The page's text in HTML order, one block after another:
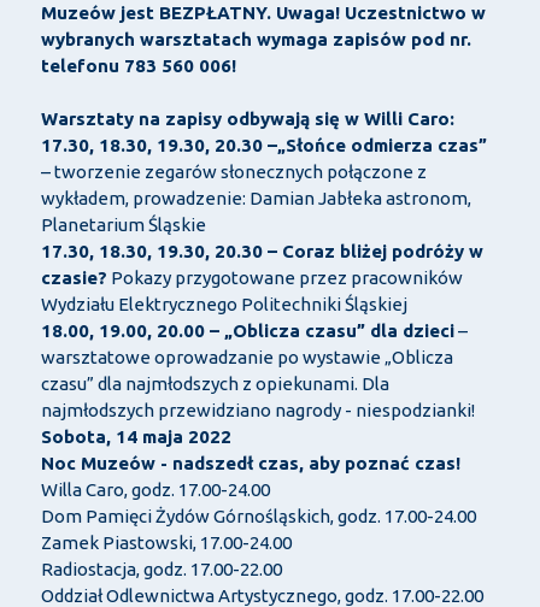
Muzeów jest BEZPŁATNY. Uwaga! Uczestnictwo w
wybranych warsztatach wymaga zapisów pod nr.
telefonu 783 560 006!
Warsztaty na zapisy odbywają się w Willi Caro:
17.30, 18.30, 19.30, 20.30 –„Słońce odmierza czas”
– tworzenie zegarów słonecznych połączone z
wykładem, prowadzenie: Damian Jabłeka astronom,
Planetarium Śląskie
17.30, 18.30, 19.30, 20.30 – Coraz bliżej podróży w
czasie? Pokazy przygotowane przez pracowników
Wydziału Elektrycznego Politechniki Śląskiej
18.00, 19.00, 20.00 – „Oblicza czasu” dla dzieci–
warsztatowe oprowadzanie po wystawie „Oblicza
czasu” dla najmłodszych z opiekunami. Dla
najmłodszych przewidziano nagrody - niespodzianki!
Sobota, 14 maja 2022
Noc Muzeów - nadszedł czas, aby poznać czas!
Willa Caro, godz. 17.00-24.00
Dom Pamięci Żydów Górnośląskich, godz. 17.00-24.00
Zamek Piastowski, 17.00-24.00
Radiostacja, godz. 17.00-22.00
Oddział Odlewnictwa Artystycznego, godz. 17.00-22.00